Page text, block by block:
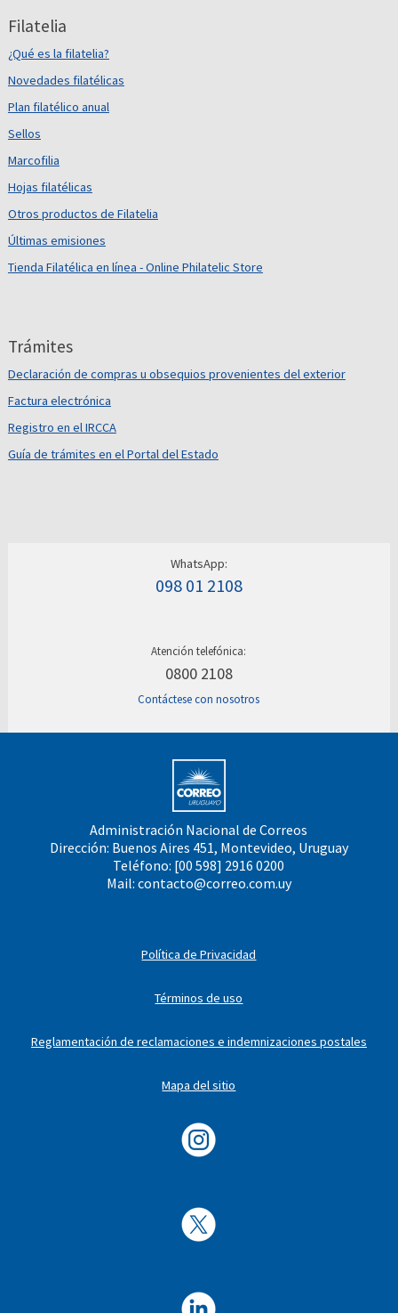
Filatelia
¿Qué es la filatelia?
Novedades filatélicas
Plan filatélico anual
Sellos
Marcofilia
Hojas filatélicas
Otros productos de Filatelia
Últimas emisiones
Tienda Filatélica en línea - Online Philatelic Store
Trámites
Declaración de compras u obsequios provenientes del exterior
Factura electrónica
Registro en el IRCCA
Guía de trámites en el Portal del Estado
WhatsApp:
098 01 2108
Atención telefónica:
0800 2108
Contáctese con nosotros
Administración Nacional de Correos
Dirección: Buenos Aires 451, Montevideo, Uruguay
Teléfono: [00 598] 2916 0200
Mail: contacto@correo.com.uy
Política de Privacidad
Términos de uso
Reglamentación de reclamaciones e indemnizaciones postales
Mapa del sitio